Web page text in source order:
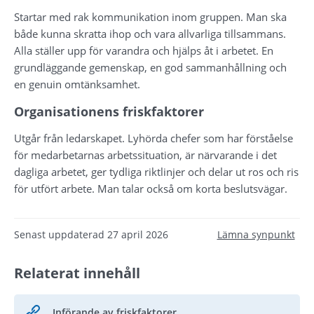
Startar med rak kommunikation inom gruppen. Man ska
både kunna skratta ihop och vara allvarliga tillsammans.
Alla ställer upp för varandra och hjälps åt i arbetet. En
grundläggande gemenskap, en god sammanhållning och
en genuin omtänksamhet.
Organisationens friskfaktorer
Utgår från ledarskapet. Lyhörda chefer som har förståelse
för medarbetarnas arbetssituation, är närvarande i det
dagliga arbetet, ger tydliga riktlinjer och delar ut ros och ris
för utfört arbete. Man talar också om korta beslutsvägar.
Senast uppdaterad 27 april 2026 Lämna synpunkt
Relaterat innehåll